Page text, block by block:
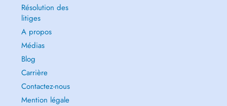
Résolution des
litiges
A propos
Médias
Blog
Carrière
Contactez-nous
Mention légale